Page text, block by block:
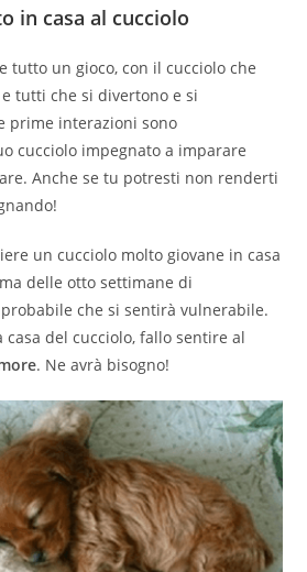
in casa al cucciolo
tutto un gioco, con il cucciolo che
tutti che si divertono e si
prime interazioni sono
cucciolo impegnato a imparare
Anche se tu potresti non renderti
un cucciolo molto giovane in casa
delle otto settimane di
che si sentirà vulnerabile.
del cucciolo, fallo sentire al
. Ne avrà bisogno!